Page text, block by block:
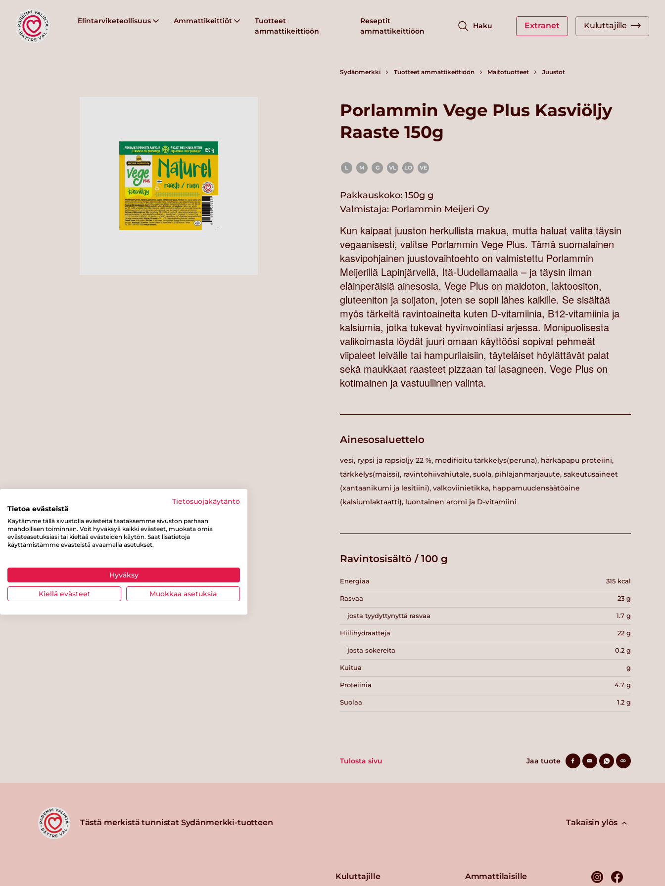
Elintarviketeollisuus Ammattikeittiöt
Tuotteet
ammattikeittiöön
Reseptit
ammattikeittiöön
Haku Extranet Kuluttajille
Sydänmerkki Tuotteet ammattikeittiöön Maitotuotteet Juustot
Porlammin Vege Plus Kasviöljy
Raaste 150g
L M G VL LO VE
Pakkauskoko: 150g g
Valmistaja: Porlammin Meijeri Oy
Kun kaipaat juuston herkullista makua, mutta haluat valita täysin
vegaanisesti, valitse Porlammin Vege Plus. Tämä suomalainen
kasvipohjainen juustovaihtoehto on valmistettu Porlammin
Meijerillä Lapinjärvellä, Itä-Uudellamaalla – ja täysin ilman
eläinperäisiä ainesosia. Vege Plus on maidoton, laktoositon,
gluteeniton ja soijaton, joten se sopii lähes kaikille. Se sisältää
myös tärkeitä ravintoaineita kuten D-vitamiinia, B12-vitamiinia ja
kalsiumia, jotka tukevat hyvinvointiasi arjessa. Monipuolisesta
valikoimasta löydät juuri omaan käyttöösi sopivat pehmeät
viipaleet leivälle tai hampurilaisiin, täyteläiset höylättävät palat
sekä maukkaat raasteet pizzaan tai lasagneen. Vege Plus on
kotimainen ja vastuullinen valinta.
Ainesosaluettelo
vesi, rypsi ja rapsiöljy 22 %, modifioitu tärkkelys(peruna), härkäpapu proteiini,
tärkkelys(maissi), ravintohiivahiutale, suola, pihlajanmarjauute, sakeutusaineet
(xantaanikumi ja lesitiini), valkoviinietikka, happamuudensäätöaine
(kalsiumlaktaatti), luontainen aromi ja D-vitamiini
Ravintosisältö / 100 g
Energiaa 315 kcal
Rasvaa 23 g
josta tyydyttynyttä rasvaa 1.7 g
Hiilihydraatteja 22 g
josta sokereita 0.2 g
Kuitua g
Proteiinia 4.7 g
Suolaa 1.2 g
Tulosta sivu Jaa tuote
Tästä merkistä tunnistat Sydänmerkki-tuotteen Takaisin ylös
Kuluttajille Ammattilaisille
Tietosuojakäytäntö
Tietoa evästeistä
Käytämme tällä sivustolla evästeitä taataksemme sivuston parhaan
mahdollisen toiminnan. Voit hyväksyä kaikki evästeet, muokata omia
evästeasetuksiasi tai kieltää evästeiden käytön. Saat lisätietoja
käyttämistämme evästeistä avaamalla asetukset.
Hyväksy
Kiellä evästeet Muokkaa asetuksia